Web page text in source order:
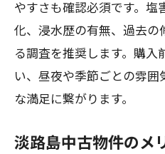
やすさも確認必須です。塩
化、浸水歴の有無、過去の
る調査を推奨します。購入
い、昼夜や季節ごとの雰
な満足に繋がります。
淡路島中古物件のメ